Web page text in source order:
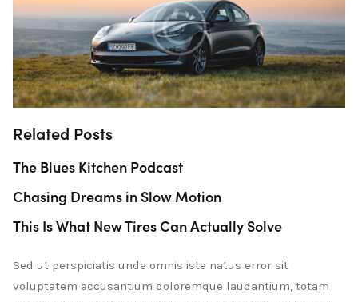
Related Posts
The Blues Kitchen Podcast
Chasing Dreams in Slow Motion
This Is What New Tires Can Actually Solve
Sed ut perspiciatis unde omnis iste natus error sit
voluptatem accusantium doloremque laudantium, totam